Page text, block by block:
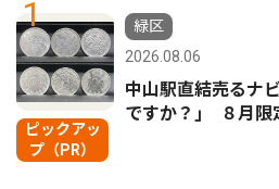
1
ピックアッ
プ（PR）
緑区
2026.08.06
中山駅直結売るナ
ですか？｣ ８月限